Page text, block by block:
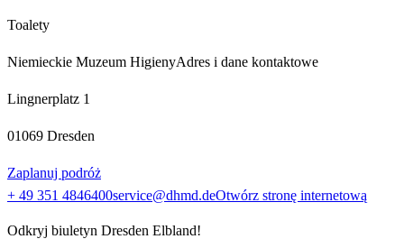
Toalety
Niemieckie Muzeum HigienyAdres i dane kontaktowe
Lingnerplatz 1
01069 Dresden
Zaplanuj podróż
+ 49 351 4846400service@dhmd.deOtwórz stronę internetową
Odkryj biuletyn Dresden Elbland!